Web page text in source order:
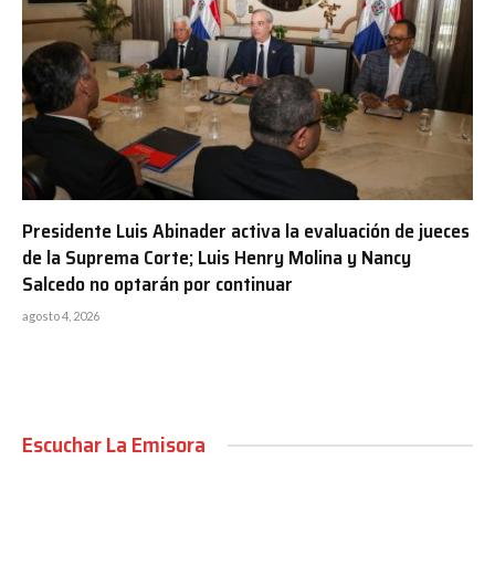
Presidente Luis Abinader activa la evaluación de jueces
de la Suprema Corte; Luis Henry Molina y Nancy
Salcedo no optarán por continuar
agosto 4, 2026
Escuchar La Emisora